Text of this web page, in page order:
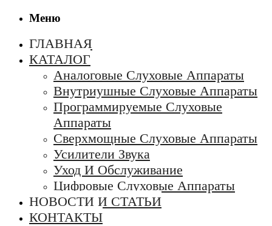
Меню
ГЛАВНАЯ
КАТАЛОГ
Аналоговые Слуховые Аппараты
Внутриушные Слуховые Аппараты
Программируемые Слуховые
Аппараты
Сверхмощные Слуховые Аппараты
Усилители Звука
Уход И Обслуживание
Цифровые Слуховые Аппараты
НОВОСТИ И СТАТЬИ
КОНТАКТЫ